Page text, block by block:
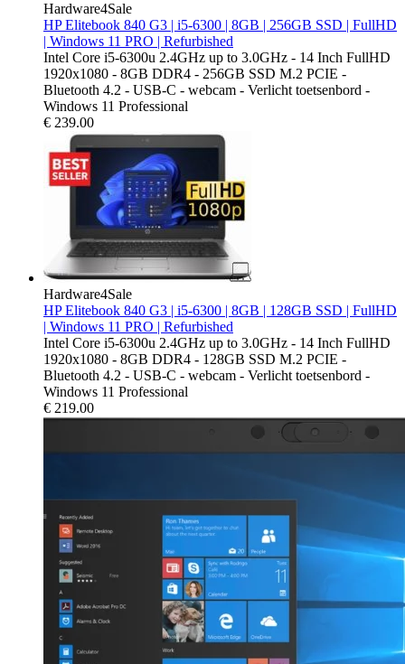
Hardware4Sale
HP Elitebook 840 G3 | i5-6300 | 8GB | 256GB SSD | FullHD
| Windows 11 PRO | Refurbished
Intel Core i5-6300u 2.4GHz up to 3.0GHz - 14 Inch FullHD
1920x1080 - 8GB DDR4 - 256GB SSD M.2 PCIE -
Bluetooth 4.2 - USB-C - webcam - Verlicht toetsenbord -
Windows 11 Professional
€ 239.00
Hardware4Sale
HP Elitebook 840 G3 | i5-6300 | 8GB | 128GB SSD | FullHD
| Windows 11 PRO | Refurbished
Intel Core i5-6300u 2.4GHz up to 3.0GHz - 14 Inch FullHD
1920x1080 - 8GB DDR4 - 128GB SSD M.2 PCIE -
Bluetooth 4.2 - USB-C - webcam - Verlicht toetsenbord -
Windows 11 Professional
€ 219.00